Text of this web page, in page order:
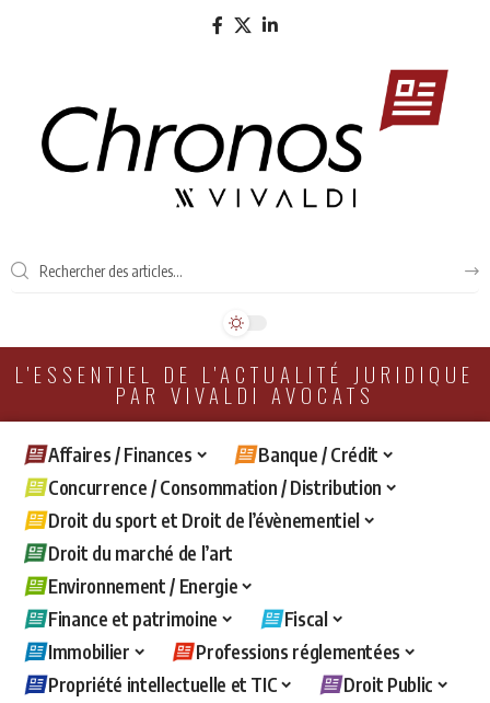
L'ESSENTIEL DE L'ACTUALITÉ JURIDIQUE
PAR VIVALDI AVOCATS
Affaires / Finances
Banque / Crédit
Concurrence / Consommation / Distribution
Droit du sport et Droit de l’évènementiel
Droit du marché de l’art
Environnement / Energie
Finance et patrimoine
Fiscal
Immobilier
Professions réglementées
Propriété intellectuelle et TIC
Droit Public